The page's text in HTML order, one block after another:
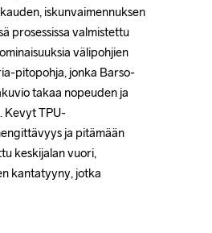
iskunvaimennuksen
prosessissa valmistettu
välipohjien
pitopohja, jonka Barso-
takaa nopeuden ja
Kevyt TPU-
ja pitämään
keskijalan vuori,
kantatyyny, jotka
iskunvaimennuksen
prosessissa valmistettu
välipohjien
pitopohja, jonka Barso-
takaa nopeuden ja
Kevyt TPU-
ja pitämään
keskijalan vuori,
kantatyyny, jotka